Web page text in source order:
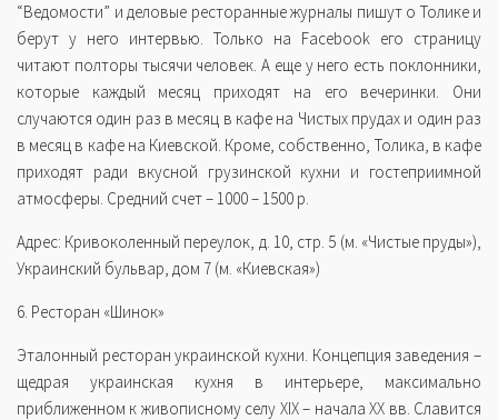
“Ведомости” и деловые ресторанные журналы пишут о Толике и
берут у него интервью. Только на Facebook его страницу
читают полторы тысячи человек. А еще у него есть поклонники,
которые каждый месяц приходят на его вечеринки. Они
случаются один раз в месяц в кафе на Чистых прудах и один раз
в месяц в кафе на Киевской. Кроме, собственно, Толика, в кафе
приходят ради вкусной грузинской кухни и гостеприимной
атмосферы. Средний счет – 1000 – 1500 р.
Адрес: Кривоколенный переулок, д. 10, стр. 5 (м. «Чистые пруды»),
Украинский бульвар, дом 7 (м. «Киевская»)
6. Ресторан «Шинок»
Эталонный ресторан украинской кухни. Концепция заведения –
щедрая украинская кухня в интерьере, максимально
приближенном к живописному селу XIX – начала XX вв. Славится